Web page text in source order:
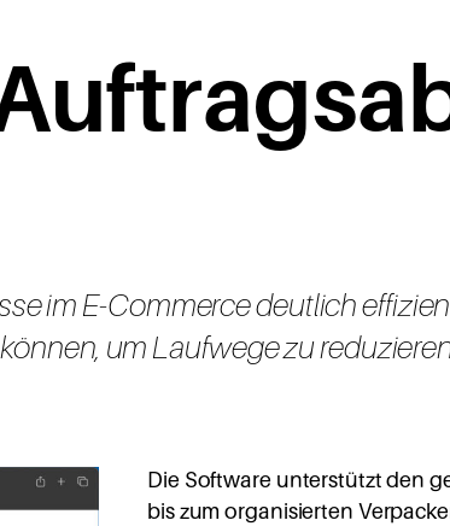
im E-Commerce deutlich
um Laufwege zu
Die Software unterstützt den
bis zum organisierten